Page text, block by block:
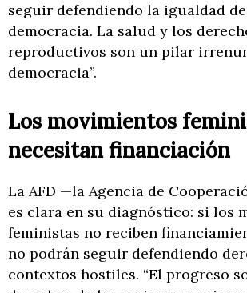
seguir defendiendo la igualdad
democracia. La salud y los
reproductivos son un pilar
democracia”.
Los movimientos
necesitan financiación
La AFD —la Agencia de
es clara en su diagnóstico: si los
feministas no reciben
no podrán seguir defendiendo
contextos hostiles. “El progreso